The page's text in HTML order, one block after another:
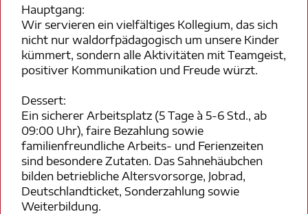
Hauptgang:
Wir servieren ein vielfältiges Kollegium, das sich
nicht nur waldorfpädagogisch um unsere Kinder
kümmert, sondern alle Aktivitäten mit Teamgeist,
positiver Kommunikation und Freude würzt.
Dessert:
Ein sicherer Arbeitsplatz (5 Tage à 5-6 Std., ab
09:00 Uhr), faire Bezahlung sowie
familienfreundliche Arbeits- und Ferienzeiten
sind besondere Zutaten. Das Sahnehäubchen
bilden betriebliche Altersvorsorge, Jobrad,
Deutschlandticket, Sonderzahlung sowie
Weiterbildung.